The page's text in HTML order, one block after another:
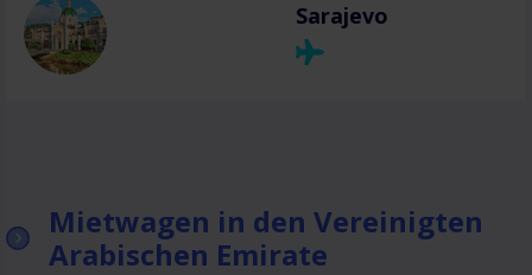
Sarajevo
Mietwagen in den Vereinigten
Arabischen Emirate